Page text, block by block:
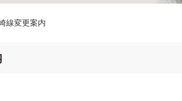
線変更案内